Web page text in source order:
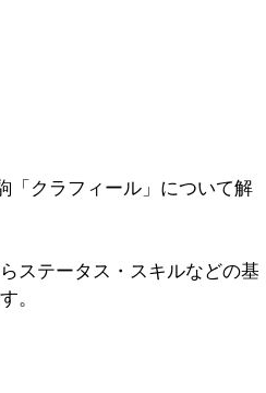
「クラフィール」について解
ステータス・スキルなどの基
。